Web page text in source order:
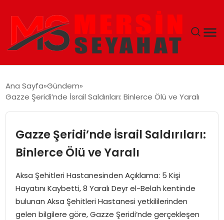
EKONOMI
EĞITIM
TEKNOLOJI
GÜNCEL
Ana Sayfa Gündem
Gazze Şeridi’nde İsrail Saldırıları: Binlerce Ölü ve Yaralı
Gazze Şeridi’nde İsrail Saldırıları:
Binlerce Ölü ve Yaralı
Aksa Şehitleri Hastanesinden Açıklama: 5 Kişi
Hayatını Kaybetti, 8 Yaralı Deyr el-Belah kentinde
bulunan Aksa Şehitleri Hastanesi yetkililerinden
gelen bilgilere göre, Gazze Şeridi’nde gerçekleşen